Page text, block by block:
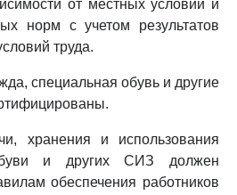
от местных условий и
норм с учетом результатов
труда.
специальная обувь и другие
хранения и использования
и других СИЗ должен
обеспечения работников